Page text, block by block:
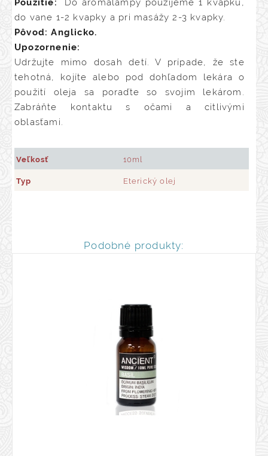
Použitie:
Do aromalampy použijeme 1 kvapku,
do vane 1-2 kvapky a pri masážy 2-3 kvapky.
Pôvod: Anglicko.
Upozornenie:
Udržujte mimo dosah detí. V prípade, že ste
tehotná, kojíte alebo pod dohľadom lekára o
použití oleja sa poraďte so svojim lekárom.
Zabráňte kontaktu s očami a citlivými
oblasťami.
Veľkosť 10ml
Typ Eterický olej
Podobné produkty: